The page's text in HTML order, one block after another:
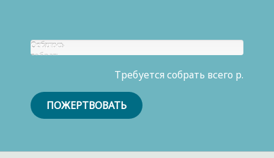
Собрано
р.
Осталось
собрать
Требуется собрать всего р.
ПОЖЕРТВОВАТЬ